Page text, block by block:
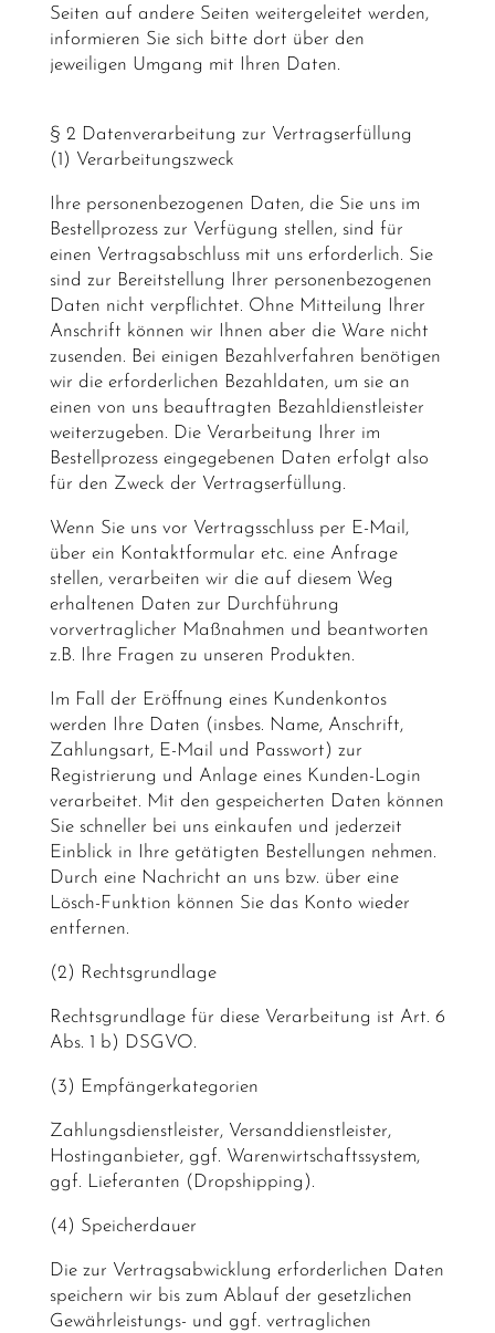
Seiten auf andere Seiten weitergeleitet werden,
informieren Sie sich bitte dort über den
jeweiligen Umgang mit Ihren Daten.
§ 2 Datenverarbeitung zur Vertragserfüllung
(1) Verarbeitungszweck
Ihre personenbezogenen Daten, die Sie uns im
Bestellprozess zur Verfügung stellen, sind für
einen Vertragsabschluss mit uns erforderlich. Sie
sind zur Bereitstellung Ihrer personenbezogenen
Daten nicht verpflichtet. Ohne Mitteilung Ihrer
Anschrift können wir Ihnen aber die Ware nicht
zusenden. Bei einigen Bezahlverfahren benötigen
wir die erforderlichen Bezahldaten, um sie an
einen von uns beauftragten Bezahldienstleister
weiterzugeben. Die Verarbeitung Ihrer im
Bestellprozess eingegebenen Daten erfolgt also
für den Zweck der Vertragserfüllung.
Wenn Sie uns vor Vertragsschluss per E-Mail,
über ein Kontaktformular etc. eine Anfrage
stellen, verarbeiten wir die auf diesem Weg
erhaltenen Daten zur Durchführung
vorvertraglicher Maßnahmen und beantworten
z.B. Ihre Fragen zu unseren Produkten.
Im Fall der Eröffnung eines Kundenkontos
werden Ihre Daten (insbes. Name, Anschrift,
Zahlungsart, E-Mail und Passwort) zur
Registrierung und Anlage eines Kunden-Login
verarbeitet. Mit den gespeicherten Daten können
Sie schneller bei uns einkaufen und jederzeit
Einblick in Ihre getätigten Bestellungen nehmen.
Durch eine Nachricht an uns bzw. über eine
Lösch-Funktion können Sie das Konto wieder
entfernen.
(2) Rechtsgrundlage
Rechtsgrundlage für diese Verarbeitung ist Art. 6
Abs. 1 b) DSGVO.
(3) Empfängerkategorien
Zahlungsdienstleister, Versanddienstleister,
Hostinganbieter, ggf. Warenwirtschaftssystem,
ggf. Lieferanten (Dropshipping).
(4) Speicherdauer
Die zur Vertragsabwicklung erforderlichen Daten
speichern wir bis zum Ablauf der gesetzlichen
Gewährleistungs- und ggf. vertraglichen